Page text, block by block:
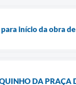
início da obra
DA